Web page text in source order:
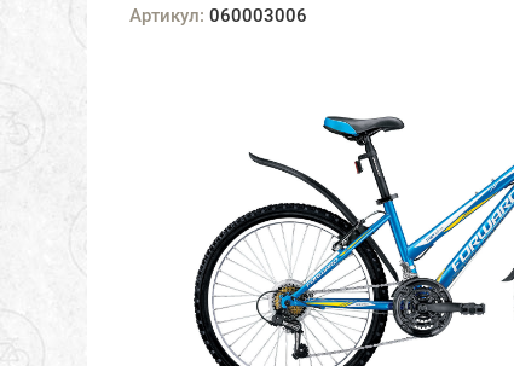
Артикул: 060003006